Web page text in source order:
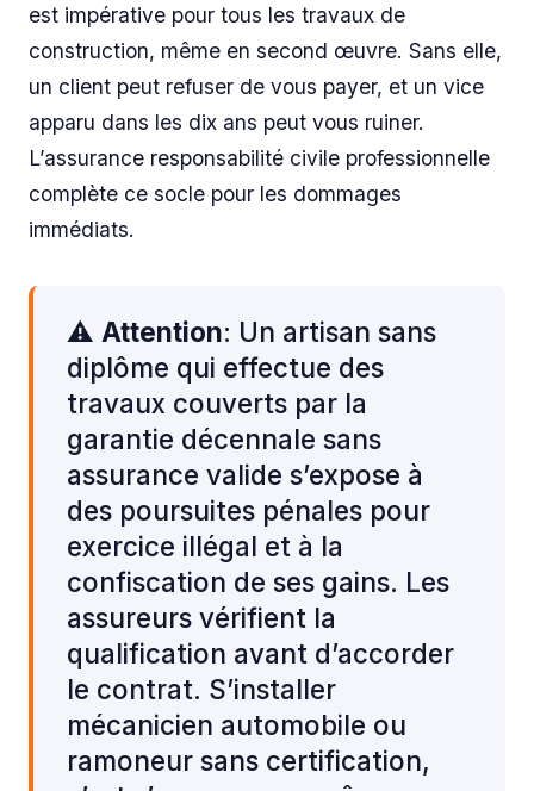
est impérative pour tous les travaux de
construction, même en second œuvre. Sans elle,
un client peut refuser de vous payer, et un vice
apparu dans les dix ans peut vous ruiner.
L’assurance responsabilité civile professionnelle
complète ce socle pour les dommages
immédiats.
⚠️ Attention: Un artisan sans
diplôme qui effectue des
travaux couverts par la
garantie décennale sans
assurance valide s’expose à
des poursuites pénales pour
exercice illégal et à la
confiscation de ses gains. Les
assureurs vérifient la
qualification avant d’accorder
le contrat. S’installer
mécanicien automobile ou
ramoneur sans certification,